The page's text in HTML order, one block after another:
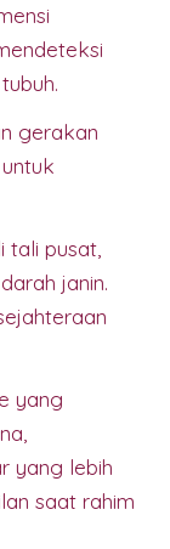
gerakan
tali pusat,
janin.
yang
yang lebih
saat rahim